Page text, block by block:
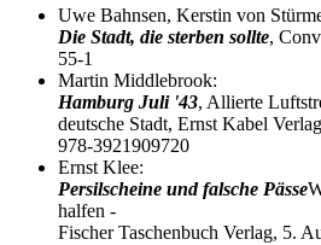
Uwe Bahnsen, Kerstin von
Die Stadt, die sterben sollte,
55-1
Martin Middlebrook:
Hamburg Juli '43, Allierte
deutsche Stadt, Ernst Kabel
978-3921909720
Ernst Klee:
Persilscheine und falsche Pässe
halfen -
Fischer Taschenbuch Verlag, 5.